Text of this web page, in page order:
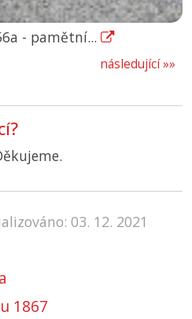
- pamětní...
následující »»
03. 12. 2021
1867